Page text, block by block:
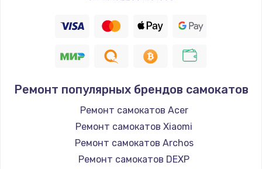
1400 руб.
Замена / ремонт электронного модуля
управления
600 руб.
Ремонт популярных брендов самокатов
Ремонт самокатов Acer
Ремонт самокатов Xiaomi
Ремонт самокатов Archos
Ремонт самокатов DEXP